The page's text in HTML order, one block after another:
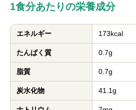
1食分あたりの栄養成分
エネルギー 173kcal
たんぱく質 0.7g
脂質 0.7g
炭水化物 41.1g